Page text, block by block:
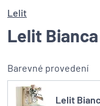
Lelit
Lelit
Barevné provedení
Lelit